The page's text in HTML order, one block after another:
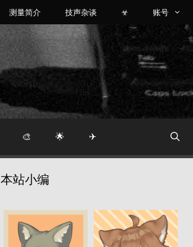
测量简介 技声杂谈 ☣ 账号
🎨 🌟 ✈
本站小编